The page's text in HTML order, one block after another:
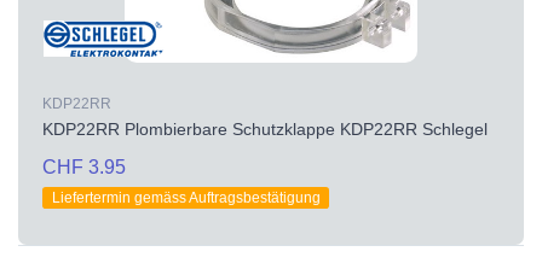
KDP22RR
KDP22RR Plombierbare Schutzklappe KDP22RR Schlegel
CHF 3.95
Liefertermin gemäss Auftragsbestätigung